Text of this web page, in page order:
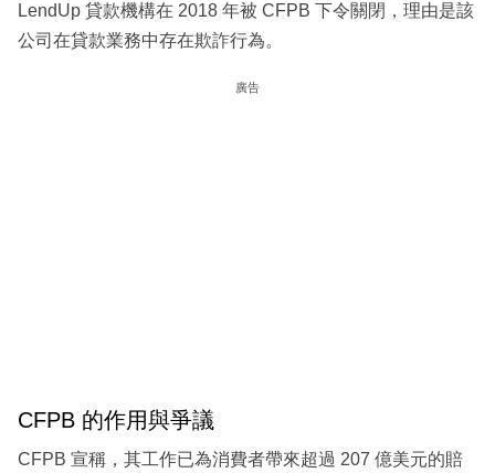
LendUp 貸款機構在 2018 年被 CFPB 下令關閉，理由是該
公司在貸款業務中存在欺詐行為。
廣告
CFPB 的作用與爭議
CFPB 宣稱，其工作已為消費者帶來超過 207 億美元的賠